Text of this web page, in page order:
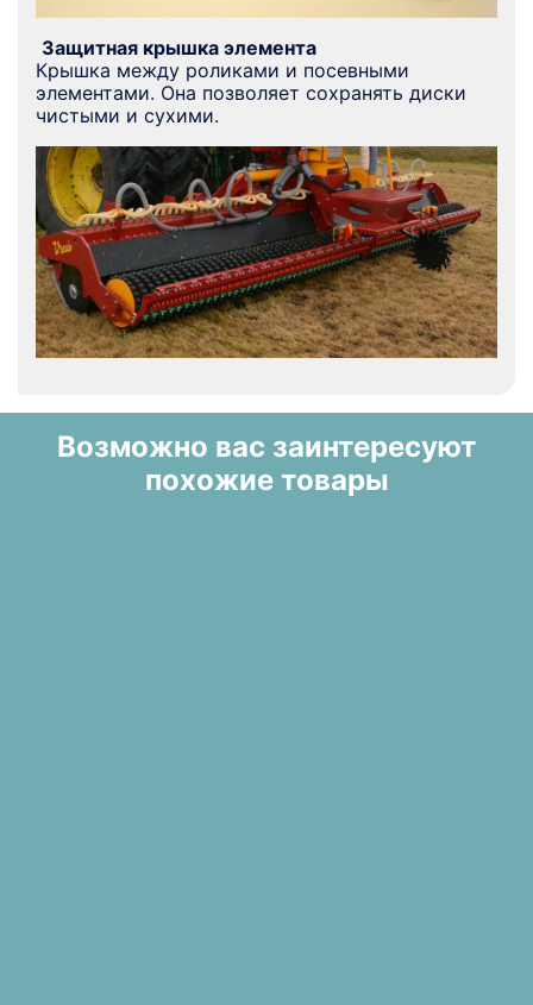
Защитная крышка элемента
Крышка между роликами и посевными
элементами. Она позволяет сохранять диски
чистыми и сухими.
Возможно вас заинтересуют
похожие товары